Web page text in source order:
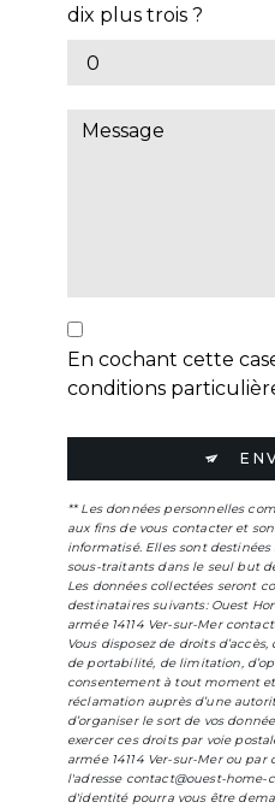
dix plus trois ?
En cochant cette
conditions
** Les données personnelles
aux fins de vous contacter et
informatisé. Elles sont
sous-traitants dans le seul but
Les données collectées seront
destinataires suivants: Ouest
armée 14114 Ver-sur-Mer
Vous disposez de droits
de portabilité, de limitation,
consentement à tout moment
réclamation auprès d’une
d’organiser le sort de vos
exercer ces droits par voie
armée 14114 Ver-sur-Mer ou
l'adresse contact@ouest-
d'identité pourra vous être